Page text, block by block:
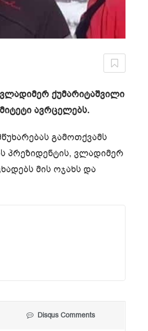
ქუმარიტაშვილი
ავრცელებს.
გამოთქვამს
პრეზიდენტის, ვლადიმერ
მის ოჯახს და
Disqus Comments